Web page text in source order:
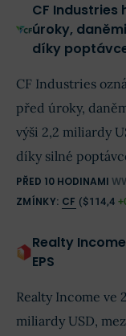
CF Industries
úroky,
díky
CF Industries
před úroky,
výši 2,2 miliardy
díky silné
PŘED 10 HODINAMI
ZMÍNKY: CF ($114,4
Realty
EPS
Realty Income ve
miliardy USD,